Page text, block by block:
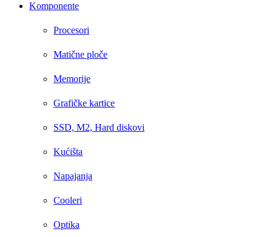
Komponente
Procesori
Matične ploče
Memorije
Grafičke kartice
SSD, M2, Hard diskovi
Kućišta
Napajanja
Cooleri
Optika